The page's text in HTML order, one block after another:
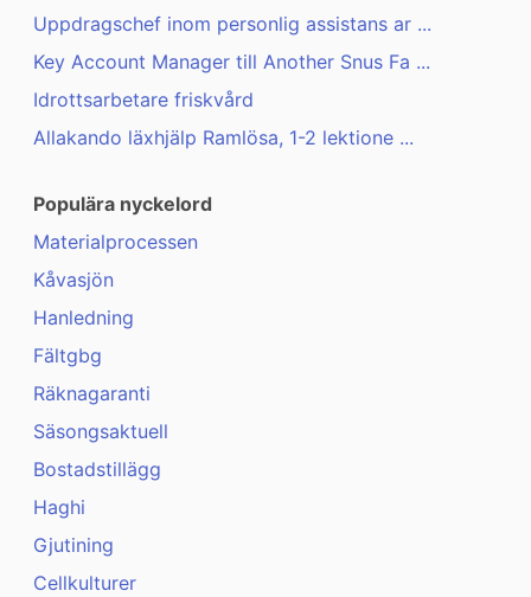
Uppdragschef inom personlig assistans ar ...
Key Account Manager till Another Snus Fa ...
Idrottsarbetare friskvård
Allakando läxhjälp Ramlösa, 1-2 lektione ...
Populära nyckelord
Materialprocessen
Kåvasjön
Hanledning
Fältgbg
Räknagaranti
Säsongsaktuell
Bostadstillägg
Haghi
Gjutining
Cellkulturer